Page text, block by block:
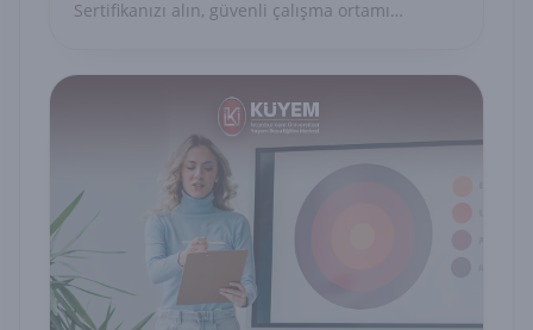
Sertifikanızı alın, güvenli çalışma ortamı